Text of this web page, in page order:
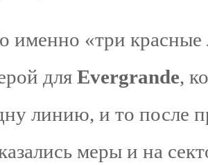
именно «три красные
для Evergrande,
линию, и то после
меры и на